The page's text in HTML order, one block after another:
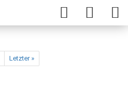
Letzter »